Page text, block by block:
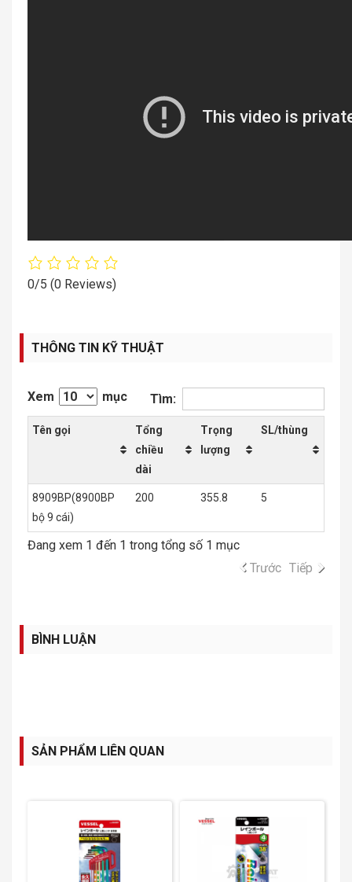
0/5 (0 Reviews)
THÔNG TIN KỸ THUẬT
Xem mục Tìm:
Tên gọi
Tổng
chiều
dài
Trọng
lượng
SL/thùng
8909BP(8900BP
bộ 9 cái)
200 355.8 5
Đang xem 1 đến 1 trong tổng số 1 mục
Trước Tiếp
BÌNH LUẬN
SẢN PHẨM LIÊN QUAN